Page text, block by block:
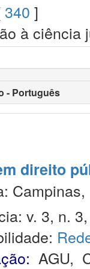
340 ]
à ciência
- Português
direito
v. 3, n.
AGU,